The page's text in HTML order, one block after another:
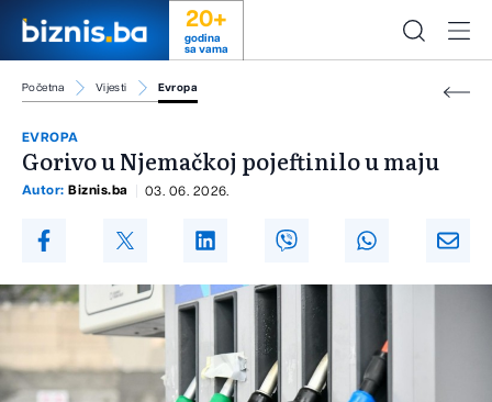
20+
godina
sa vama
Početna Vijesti Evropa
EVROPA
Gorivo u Njemačkoj pojeftinilo u maju
Autor: Biznis.ba 03. 06. 2026.